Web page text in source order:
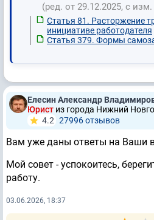
(ред. от 29.12.2025, с
Статья 81. Расторжение
инициативе работодателя
Статья 379. Формы
Елесин Александр
Юрист из города Нижний
4.2 27996 отзывов
Вам уже даны ответы на Ваши
Мой совет - успокоитесь,
работу.
03.06.2026, 18:37